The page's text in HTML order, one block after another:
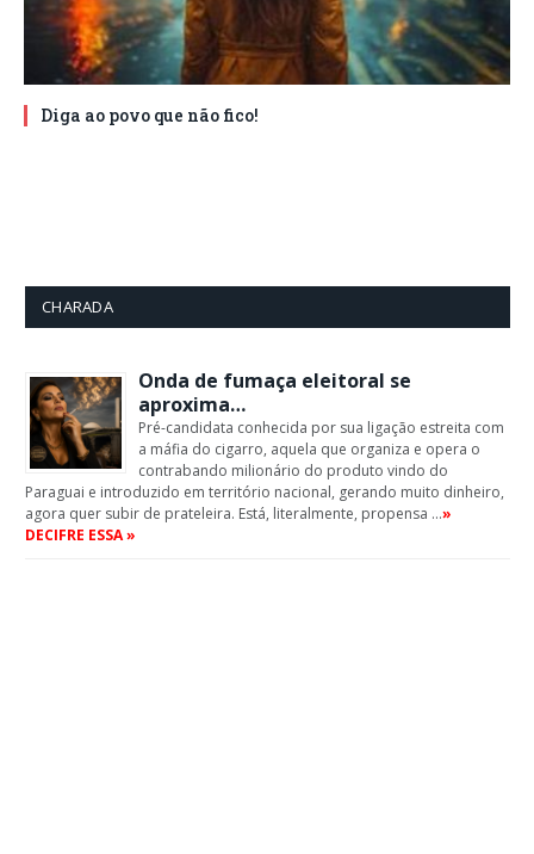
Diga ao povo que não fico!
CHARADA
Onda de fumaça eleitoral se
aproxima…
Pré-candidata conhecida por sua ligação estreita com
a máfia do cigarro, aquela que organiza e opera o
contrabando milionário do produto vindo do
Paraguai e introduzido em território nacional, gerando muito dinheiro,
agora quer subir de prateleira. Está, literalmente, propensa …»
DECIFRE ESSA »